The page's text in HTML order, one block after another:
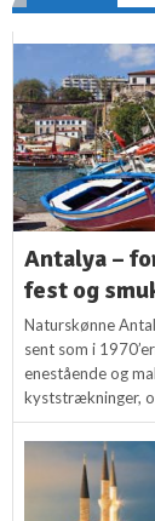
Antalya –
fest og
Naturskønne
sent som i
enestående og
kyststrækninger,